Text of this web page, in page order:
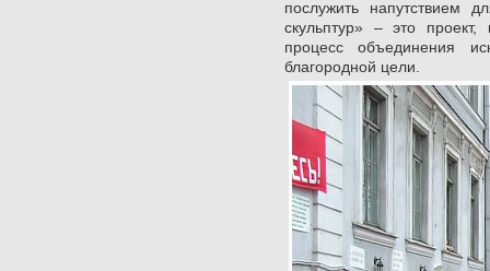
послужить напутствием
скульптур» – это проект,
процесс объединения
благородной цели.